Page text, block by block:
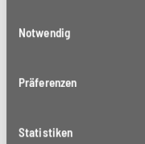
Notwendig
Präferenzen
Statistiken